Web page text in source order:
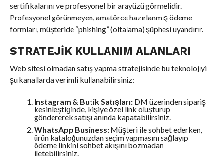
sertifikalarını ve profesyonel bir arayüzü görmelidir.
Profesyonel görünmeyen, amatörce hazırlanmış ödeme
formları, müşteride “phishing” (oltalama) şüphesi uyandırır.
STRATEJIK KULLANIM ALANLARI
Web sitesi olmadan satış yapma stratejisinde bu teknolojiyi
şu kanallarda verimli kullanabilirsiniz:
Instagram & Butik Satışları:DM üzerinden sipariş
kesinleştiğinde, kişiye özel link oluşturup
göndererek satışı anında kapatabilirsiniz.
WhatsApp Business:Müşteri ile sohbet ederken,
ürün kataloğunuzdan seçim yapmasını sağlayıp
ödeme linkini sohbet akışını bozmadan
iletebilirsiniz.